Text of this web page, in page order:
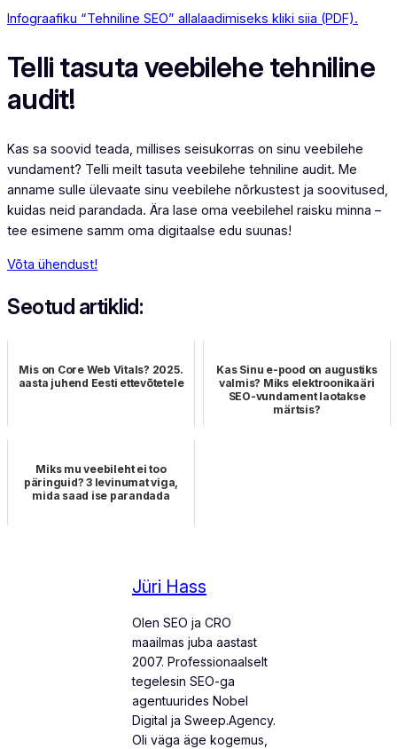
Infograafiku “Tehniline SEO” allalaadimiseks kliki siia (PDF).
Telli tasuta veebilehe tehniline
audit!
Kas sa soovid teada, millises seisukorras on sinu veebilehe
vundament? Telli meilt tasuta veebilehe tehniline audit. Me
anname sulle ülevaate sinu veebilehe nõrkustest ja soovitused,
kuidas neid parandada. Ära lase oma veebilehel raisku minna –
tee esimene samm oma digitaalse edu suunas!
Võta ühendust!
Seotud artiklid:
Mis on Core Web Vitals? 2025.
aasta juhend Eesti ettevõtetele
Kas Sinu e-pood on augustiks
valmis? Miks elektroonikaäri
SEO-vundament laotakse
märtsis?
Miks mu veebileht ei too
päringuid? 3 levinumat viga,
mida saad ise parandada
Jüri Hass
Olen SEO ja CRO
maailmas juba aastast
2007. Professionaalselt
tegelesin SEO-ga
agentuurides Nobel
Digital ja Sweep.Agency.
Oli väga äge kogemus,